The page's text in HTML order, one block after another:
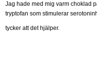
Jag hade med mig varm choklad
tryptofan som stimulerar
tycker att det hjälper.